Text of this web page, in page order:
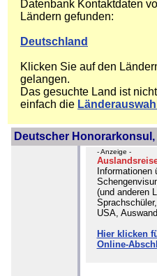
Datenbank Kontaktdaten
Ländern gefunden:
Deutschland
Klicken Sie auf den
gelangen.
Das gesuchte Land ist
einfach die Länderauswahl
Deutscher
- Anzeige -
Informationen
(und anderen
USA,
Hier klicken
Online-